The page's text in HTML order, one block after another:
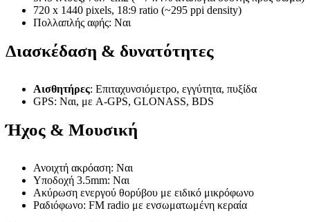
720 x 1440 pixels, 18:9 ratio (~295 ppi density)
Πολλαπλής αφής: Ναι
Διασκέδαση & δυνατότητες
Αισθητήρες: Επιταχυνσιόμετρο, εγγύτητα, πυξίδα
GPS: Ναι, με A-GPS, GLONASS, BDS
Ήχος & Μουσική
Ανοιχτή ακρόαση: Ναι
Υποδοχή 3.5mm: Ναι
Ακύρωση ενεργού θορύβου με ειδικό μικρόφωνο
Ραδιόφωνο: FM radio με ενσωματωμένη κεραία